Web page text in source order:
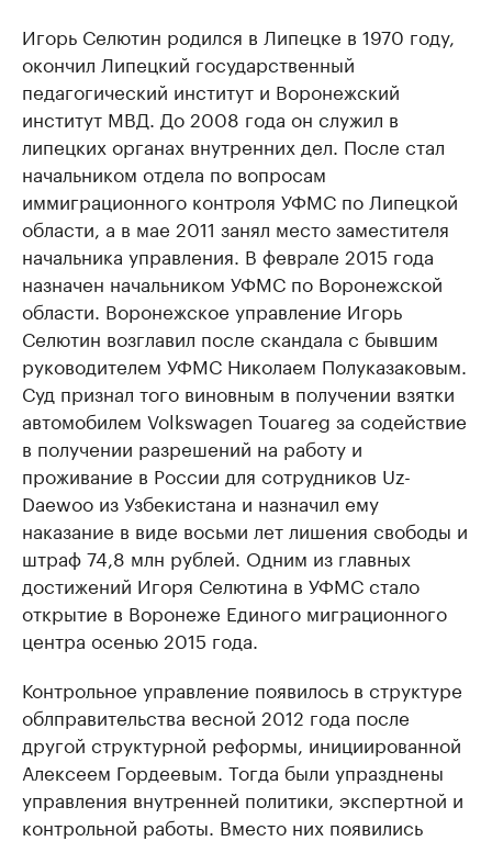
Игорь Селютин родился в Липецке в 1970 году,
окончил Липецкий государственный
педагогический институт и Воронежский
институт МВД. До 2008 года он служил в
липецких органах внутренних дел. После стал
начальником отдела по вопросам
иммиграционного контроля УФМС по Липецкой
области, а в мае 2011 занял место заместителя
начальника управления. В феврале 2015 года
назначен начальником УФМС по Воронежской
области. Воронежское управление Игорь
Селютин возглавил после скандала с бывшим
руководителем УФМС Николаем Полуказаковым.
Суд признал того виновным в получении взятки
автомобилем Volkswagen Touareg за содействие
в получении разрешений на работу и
проживание в России для сотрудников Uz-
Daewoo из Узбекистана и назначил ему
наказание в виде восьми лет лишения свободы и
штраф 74,8 млн рублей. Одним из главных
достижений Игоря Селютина в УФМС стало
открытие в Воронеже Единого миграционного
центра осенью 2015 года.
Контрольное управление появилось в структуре
облправительства весной 2012 года после
другой структурной реформы, инициированной
Алексеем Гордеевым. Тогда были упразднены
управления внутренней политики, экспертной и
контрольной работы. Вместо них появились